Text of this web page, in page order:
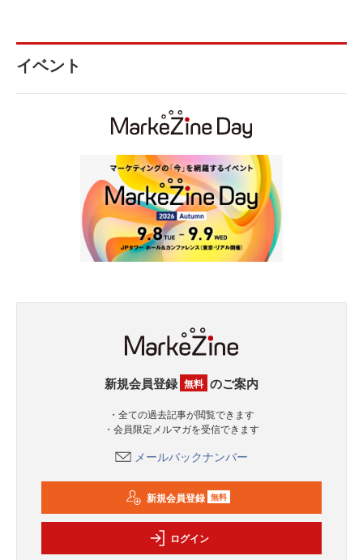
イベント
新規会員登録 無料 のご案内
・全ての過去記事が閲覧できます
・会員限定メルマガを受信できます
メールバックナンバー
新規会員登録 無料
ログイン